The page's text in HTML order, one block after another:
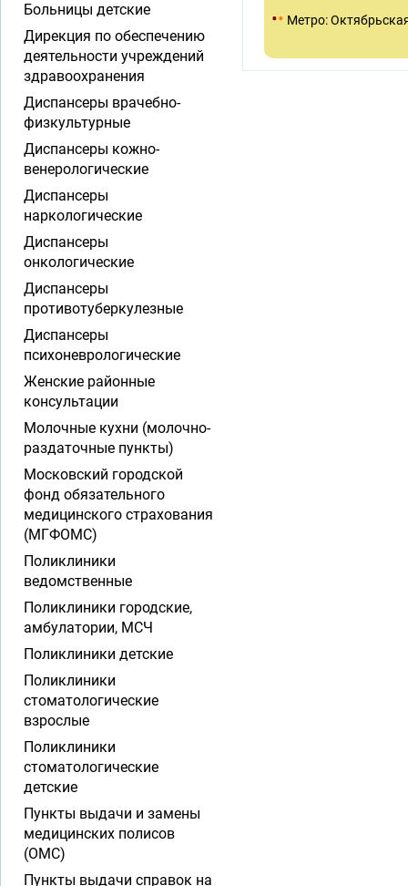
•• Метро:
Больницы детские
Дирекция по обеспечению
деятельности учреждений
здравоохранения
Диспансеры врачебно-
физкультурные
Диспансеры кожно-
венерологические
Диспансеры
наркологические
Диспансеры
онкологические
Диспансеры
противотуберкулезные
Диспансеры
психоневрологические
Женские районные
консультации
Молочные кухни (молочно-
раздаточные пункты)
Московский городской
фонд обязательного
медицинского страхования
(МГФОМС)
Поликлиники
ведомственные
Поликлиники городские,
амбулатории, МСЧ
Поликлиники детские
Поликлиники
стоматологические
взрослые
Поликлиники
стоматологические
детские
Пункты выдачи и замены
медицинских полисов
(ОМС)
Пункты выдачи справок на